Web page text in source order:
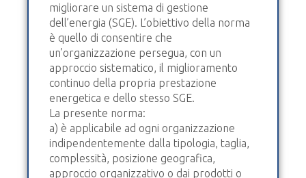
migliorare un sistema di gestione
dell’energia (SGE). L’obiettivo della norma
è quello di consentire che
un’organizzazione persegua, con un
approccio sistematico, il miglioramento
continuo della propria prestazione
energetica e dello stesso SGE.
La presente norma:
a) è applicabile ad ogni organizzazione
indipendentemente dalla tipologia, taglia,
complessità, posizione geografica,
approccio organizzativo o dai prodotti o